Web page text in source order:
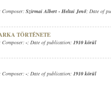
Composer: Szirmai Albert - Heltai Jenő; Date of
TÖRTÉNETE
Composer: -; Date of publication: 1910 körül
Composer: -; Date of publication: 1910 körül